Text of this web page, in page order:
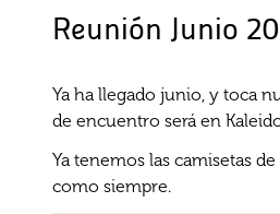
Reunión Junio
Ya ha llegado junio, y toca
de encuentro será en
Ya tenemos las camisetas
como siempre.